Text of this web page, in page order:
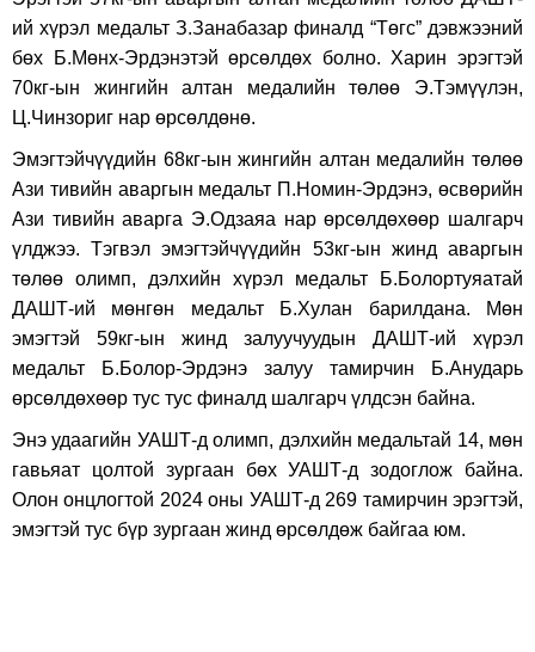
ий хүрэл медальт З.Занабазар финалд “Төгс” дэвжээний
бөх Б.Мөнх-Эрдэнэтэй өрсөлдөх болно. Харин эрэгтэй
70кг-ын жингийн алтан медалийн төлөө Э.Тэмүүлэн,
Ц.Чинзориг нар өрсөлдөнө.
Эмэгтэйчүүдийн 68кг-ын жингийн алтан медалийн төлөө
Ази тивийн аваргын медальт П.Номин-Эрдэнэ, өсвөрийн
Ази тивийн аварга Э.Одзаяа нар өрсөлдөхөөр шалгарч
үлджээ. Тэгвэл эмэгтэйчүүдийн 53кг-ын жинд аваргын
төлөө олимп, дэлхийн хүрэл медальт Б.Болортуяатай
ДАШТ-ий мөнгөн медальт Б.Хулан барилдана. Мөн
эмэгтэй 59кг-ын жинд залуучуудын ДАШТ-ий хүрэл
медальт Б.Болор-Эрдэнэ залуу тамирчин Б.Анударь
өрсөлдөхөөр тус тус финалд шалгарч үлдсэн байна.
Энэ удаагийн УАШТ-д олимп, дэлхийн медальтай 14, мөн
гавьяат цолтой зургаан бөх УАШТ-д зодоглож байна.
Олон онцлогтой 2024 оны УАШТ-д 269 тамирчин эрэгтэй,
эмэгтэй тус бүр зургаан жинд өрсөлдөж байгаа юм.